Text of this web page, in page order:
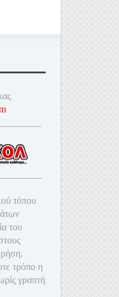
τόπου
του
τρόπο η
γραπτή